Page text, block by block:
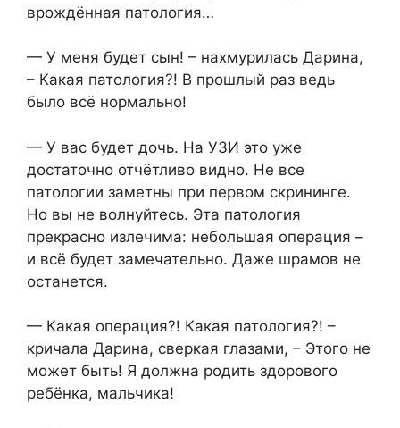
врождённая патология…
— У меня будет сын! – нахмурилась Дарина,
– Какая патология?! В прошлый раз ведь
было всё нормально!
— У вас будет дочь. На УЗИ это уже
достаточно отчётливо видно. Не все
патологии заметны при первом скрининге.
Но вы не волнуйтесь. Эта патология
прекрасно излечима: небольшая операция –
и всё будет замечательно. Даже шрамов не
останется.
— Какая операция?! Какая патология?! –
кричала Дарина, сверкая глазами, – Этого не
может быть! Я должна родить здорового
ребёнка, мальчика!